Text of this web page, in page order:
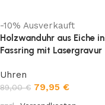
-10% Ausverkauft
Holzwanduhr aus Eiche in
Fassring mit Lasergravur
Uhren
89,00€ 79,95 €